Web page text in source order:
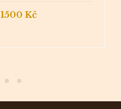
1500 Kč